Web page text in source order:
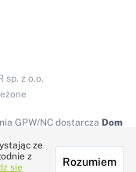
GPW/NC dostarcza Dom
sp. z o.o.
ze
z
się Rozumiem